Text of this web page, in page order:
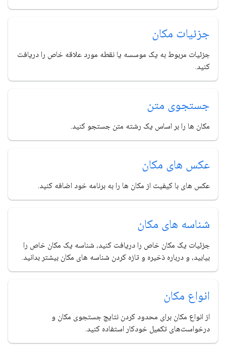
جزئیات مکان
جزئیات مربوط به یک موسسه یا نقطه مورد علاقه خاص را دریافت
کنید.
جستجوی متن
مکان ها را بر اساس یک رشته متن جستجو کنید.
عکس های مکان
عکس های با کیفیت از مکان ها را به برنامه خود اضافه کنید.
شناسه های مکان
جزئیات یک مکان خاص را دریافت کنید، شناسه یک مکان خاص را
بیابید، و درباره ذخیره و تازه کردن شناسه های مکان بیشتر بدانید.
انواع مکان
از انواع مکان برای محدود کردن نتایج جستجوی مکان و
درخواست‌های تکمیل خودکار استفاده کنید.